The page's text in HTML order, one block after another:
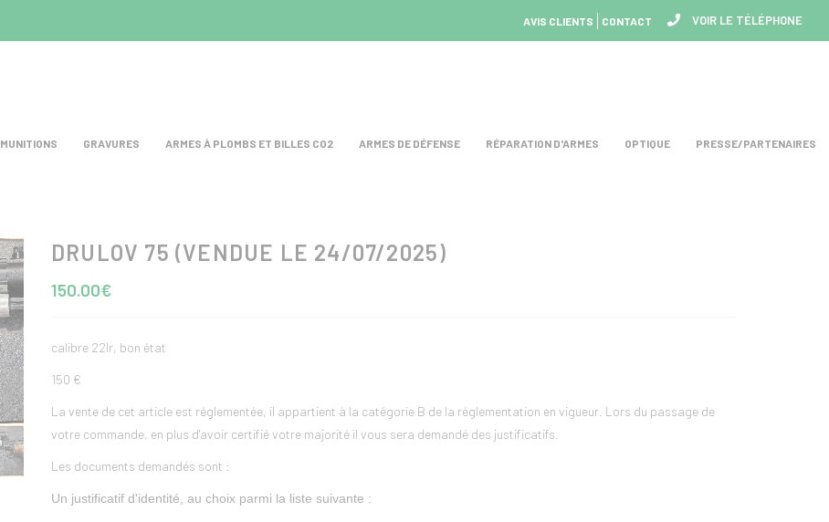
VOIR LE TÉLÉPHONE
AVIS CLIENTS CONTACT
MUNITIONS GRAVURES ARMES À PLOMBS ET BILLES CO2 ARMES DE DÉFENSE RÉPARATION D'ARMES OPTIQUE PRESSE/PARTENAIRES
test
DRULOV 75 (VENDUE LE 24/07/2025)
150.00€
calibre 22lr, bon état
150 €
La vente de cet article est réglementée, il appartient à la catégorie B de la réglementation en vigueur. Lors du passage de
votre commande, en plus d'avoir certifié votre majorité il vous sera demandé des justificatifs.
Les documents demandés sont :
Un justificatif d'identité, au choix parmi la liste suivante :